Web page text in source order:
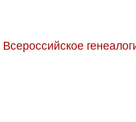
Всероссийское